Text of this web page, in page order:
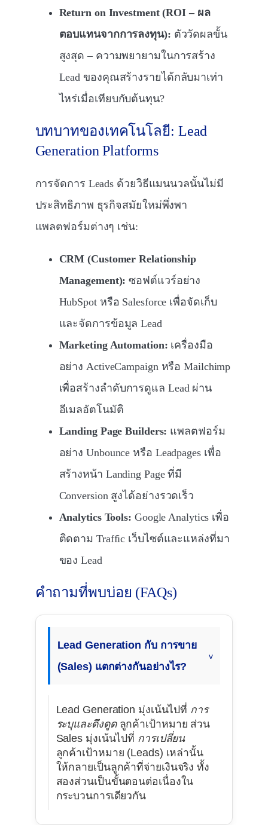
Return on Investment (ROI – ผล
ตอบแทนจากการลงทุน): ตัววัดผลขั้น
สูงสุด – ความพยายามในการสร้าง
Lead ของคุณสร้างรายได้กลับมาเท่า
ไหร่เมื่อเทียบกับต้นทุน?
บทบาทของเทคโนโลยี: Lead
Generation Platforms
การจัดการ Leads ด้วยวิธีแมนนวลนั้นไม่มี
ประสิทธิภาพ ธุรกิจสมัยใหม่พึ่งพา
แพลตฟอร์มต่างๆ เช่น:
CRM (Customer Relationship
Management): ซอฟต์แวร์อย่าง
HubSpot หรือ Salesforce เพื่อจัดเก็บ
และจัดการข้อมูล Lead
Marketing Automation: เครื่องมือ
อย่าง ActiveCampaign หรือ Mailchimp
เพื่อสร้างลำดับการดูแล Lead ผ่าน
อีเมลอัตโนมัติ
Landing Page Builders: แพลตฟอร์ม
อย่าง Unbounce หรือ Leadpages เพื่อ
สร้างหน้า Landing Page ที่มี
Conversion สูงได้อย่างรวดเร็ว
Analytics Tools: Google Analytics เพื่อ
ติดตาม Traffic เว็บไซต์และแหล่งที่มา
ของ Lead
คำถามที่พบบ่อย (FAQs)
Lead Generation กับ การขาย
(Sales) แตกต่างกันอย่างไร?
Lead Generation มุ่งเน้นไปที่ การ
ระบุและดึงดูดลูกค้าเป้าหมาย ส่วน
Sales มุ่งเน้นไปที่ การเปลี่ยน
ลูกค้าเป้าหมาย (Leads) เหล่านั้น
ให้กลายเป็นลูกค้าที่จ่ายเงินจริง ทั้ง
สองส่วนเป็นขั้นตอนต่อเนื่องใน
กระบวนการเดียวกัน